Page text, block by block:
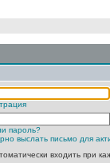
пароль?
выслать письмо для
входить при